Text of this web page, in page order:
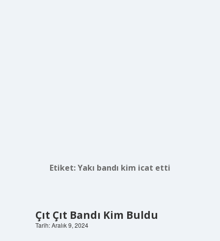
Etiket:Yakı bandı kim icat etti
Çıt Çıt Bandı Kim Buldu
Tarih: Aralık 9, 2024